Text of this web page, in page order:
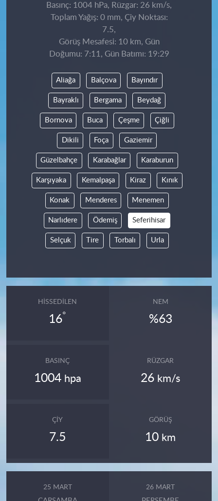
Basınç: 1004 hPa, Rüzgar: 26 km/s,
Toplam Yağış: 0 mm, Çiy Noktası:
7.5,
Görüş Mesafesi: 10 km, Gün
Doğumu: 7:11, Gün Batımı: 19:29
Aliağa Balçova Bayındır
Bayraklı Bergama Beydağ
Bornova Buca Çeşme Çiğli
Dikili Foça Gaziemir
Güzelbahçe Karabağlar Karaburun
Karşıyaka Kemalpaşa Kiraz Kınık
Konak Menderes Menemen
Narlıdere Ödemiş Seferihisar
Selçuk Tire Torbalı Urla
HISSEDILEN
16°
NEM
%63
BASINÇ
1004 hpa
RÜZGAR
26 km/s
ÇIY
7.5
GÖRÜŞ
10 km
25 MART 26 MART